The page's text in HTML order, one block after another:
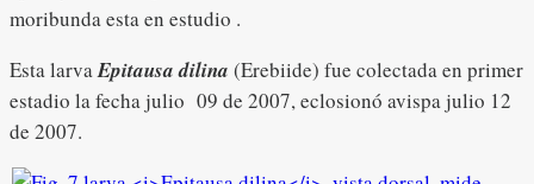
moribunda esta en estudio .
Esta larvaEpitausa dilina (Erebiide) fue colectada en primer
estadio la fecha julio 09 de 2007, eclosionó avispa julio 12
de 2007.